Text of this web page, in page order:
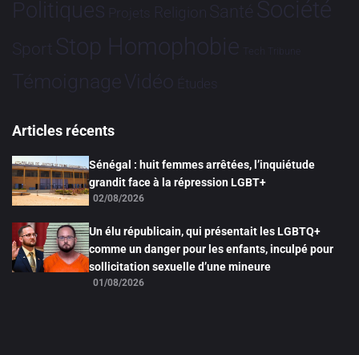
Politiques Projets Religion Santé Société
Sport Stop Homophobie Tech Tribune
TémoignageVidéo Études
Articles récents
Sénégal : huit femmes arrêtées, l’inquiétude
grandit face à la répression LGBT+
02/08/2026
Un élu républicain, qui présentait les LGBTQ+
comme un danger pour les enfants, inculpé pour
sollicitation sexuelle d’une mineure
01/08/2026